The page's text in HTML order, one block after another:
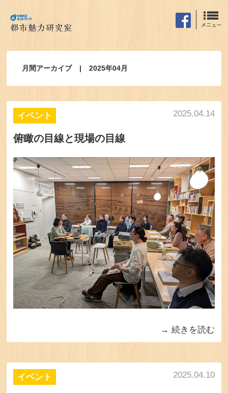
月間アーカイブ 2025年04月
イベント 2025.04.14
俯瞰の目線と現場の目線
続きを読む
イベント 2025.04.10